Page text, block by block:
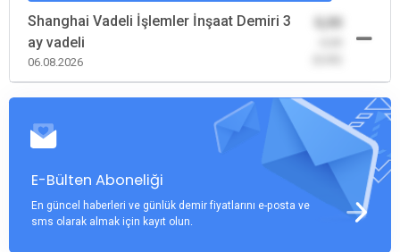
Shanghai Vadeli İşlemler İnşaat Demiri 3
ay vadeli
06.08.2026
0,00
E-Bülten Aboneliği
En güncel haberleri ve günlük demir fiyatlarını e-posta ve
sms olarak almak için kayıt olun.